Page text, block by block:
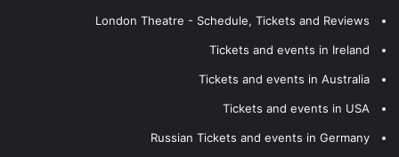
London Theatre - Schedule, Tickets and Reviews
Tickets and events in Ireland
Tickets and events in Australia
Tickets and events in USA
Russian Tickets and events in Germany